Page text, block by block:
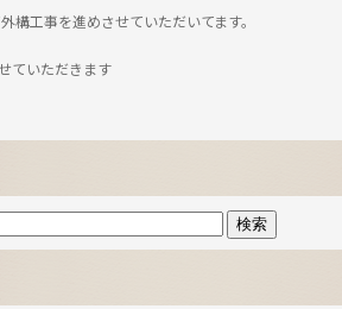
構工事を進めさせていただいてます。
ていただきます